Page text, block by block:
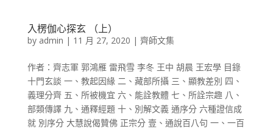
入楞伽心探玄 （上）
by admin | 11 月 27, 2020 | 齊師文集
作者：齊志軍 郭鴻雁 雷飛雪 李冬 王中 胡晨 王宏學 目錄
十門玄談 一、教起因緣 二、藏部所攝 三、顯教差別 四、
義理分齊 五、所被機宜 六、能詮教體 七、所詮宗趣 八、
部類傳譯 九、通釋經題 十、別解文義 通序分 六種證信成
就 別序分 大慧說偈贊佛 正宗分 壹、通說百八句 一、一百